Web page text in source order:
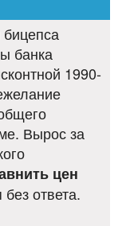
банка
1990-
Вырос за
цен
ответа.